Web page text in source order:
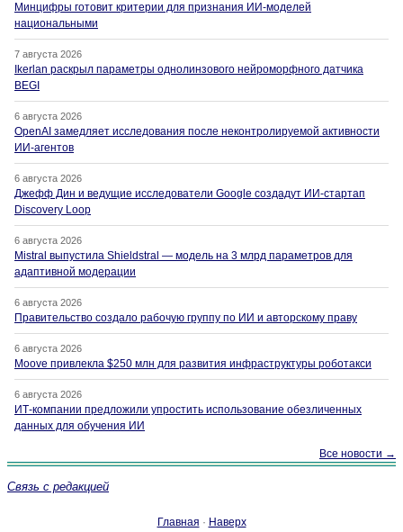
Минцифры готовит критерии для признания ИИ-моделей
национальными
7 августа 2026
Ikerlan раскрыл параметры однолинзового нейроморфного датчика
BEGI
6 августа 2026
OpenAI замедляет исследования после неконтролируемой активности
ИИ-агентов
6 августа 2026
Джефф Дин и ведущие исследователи Google создадут ИИ-стартап
Discovery Loop
6 августа 2026
Mistral выпустила Shieldstral — модель на 3 млрд параметров для
адаптивной модерации
6 августа 2026
Правительство создало рабочую группу по ИИ и авторскому праву
6 августа 2026
Moove привлекла $250 млн для развития инфраструктуры роботакси
6 августа 2026
ИТ-компании предложили упростить использование обезличенных
данных для обучения ИИ
Все новости →
Связь с редакцией
Главная · Наверх